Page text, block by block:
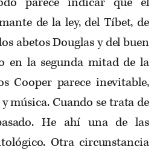
de la ley, del Tíbet, de
abetos Douglas y del buen
en la segunda mitad de la
Cooper parece inevitable,
música. Cuando se trata de
He ahí una de las
Otra circunstancia